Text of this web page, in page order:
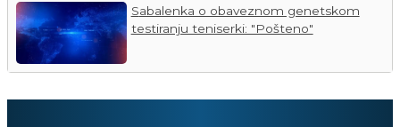
Sabalenka o obaveznom genetskom
testiranju teniserki: "Pošteno"